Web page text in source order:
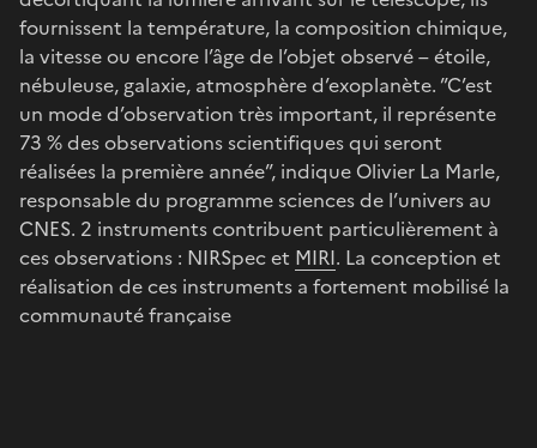
fournissent la température, la composition chimique,
la vitesse ou encore l’âge de l’objet observé – étoile,
nébuleuse, galaxie, atmosphère d’exoplanète. ”C’est
un mode d’observation très important, il représente
73 % des observations scientifiques qui seront
réalisées la première année”, indique Olivier La Marle,
responsable du programme sciences de l’univers au
CNES. 2 instruments contribuent particulièrement à
ces observations : NIRSpec et MIRI. La conception et
réalisation de ces instruments a fortement mobilisé la
communauté française